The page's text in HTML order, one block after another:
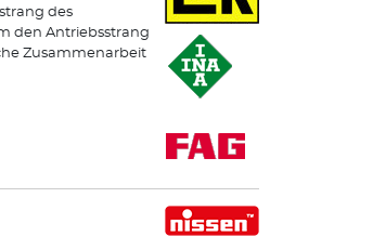
des
den Antriebsstrang
Zusammenarbeit